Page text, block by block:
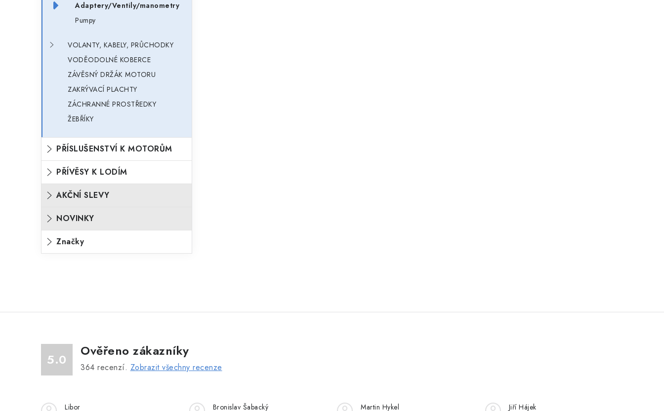
Adaptery/Ventily/manometry
Pumpy
VOLANTY, KABELY, PRŮCHODKY
VODĚODOLNÉ KOBERCE
ZÁVĚSNÝ DRŽÁK MOTORU
ZAKRÝVACÍ PLACHTY
ZÁCHRANNÉ PROSTŘEDKY
ŽEBŘÍKY
PŘÍSLUŠENSTVÍ K MOTORŮM
PŘÍVĚSY K LODÍM
AKČNÍ SLEVY
NOVINKY
Značky
5.0
Ověřeno zákazníky
364 recenzí. Zobrazit všechny recenze
Libor Bronislav Šabacký Martin Hykel Jiří Hájek